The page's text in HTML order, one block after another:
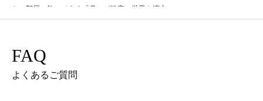
た、部屋に飾ってある「月」が静寂の世界を演出
FAQ
よくあるご質問